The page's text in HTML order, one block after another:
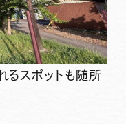
るスポットも随所